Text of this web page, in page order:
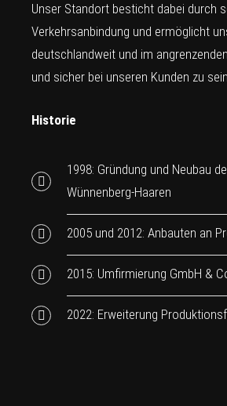
Unser Standort besticht dabei durch
Verkehrsanbindung und ermöglicht
deutschlandweit und im
und sicher bei unseren Kunden zu
Historie
1998: Gründung und Neubau
Wünnenberg-Haaren
2005 und 2012: Anbauten an
2015: Umfirmierung GmbH &
2022: Erweiterung